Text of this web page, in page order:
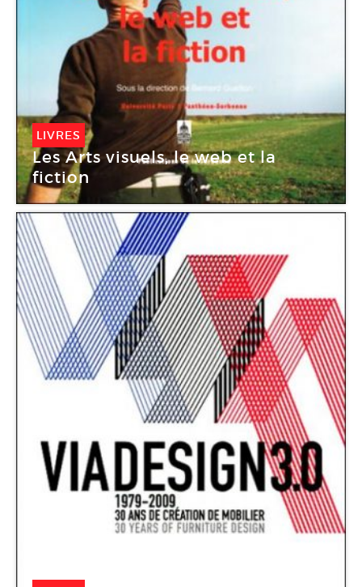
LIVRES
Les Arts visuels, le web et la
fiction